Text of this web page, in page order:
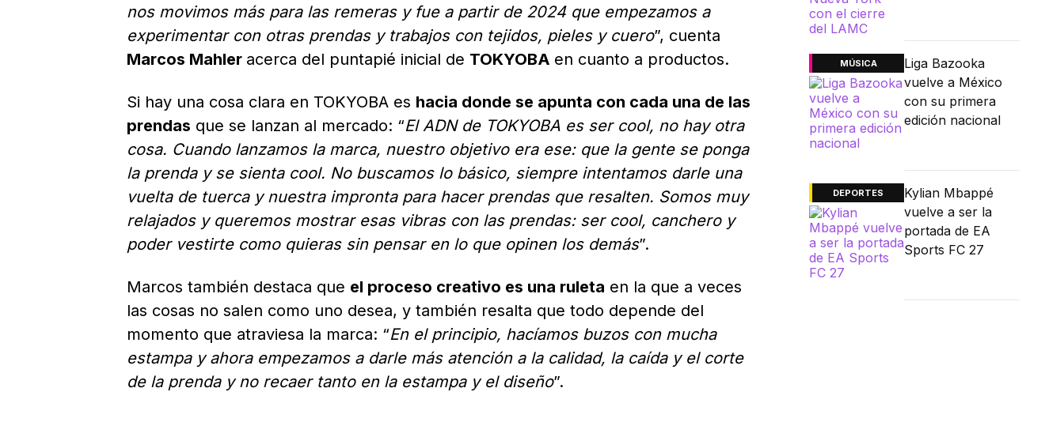
nos movimos más para las remeras y fue a partir de 2024 que empezamos a
experimentar con otras prendas y trabajos con tejidos, pieles y cuero”, cuenta
Marcos Mahler acerca del puntapié inicial de TOKYOBA en cuanto a productos.
Si hay una cosa clara en TOKYOBA es hacia donde se apunta con cada una de las
prendas que se lanzan al mercado: “El ADN de TOKYOBA es ser cool, no hay otra
cosa. Cuando lanzamos la marca, nuestro objetivo era ese: que la gente se ponga
la prenda y se sienta cool. No buscamos lo básico, siempre intentamos darle una
vuelta de tuerca y nuestra impronta para hacer prendas que resalten. Somos muy
relajados y queremos mostrar esas vibras con las prendas: ser cool, canchero y
poder vestirte como quieras sin pensar en lo que opinen los demás”.
Marcos también destaca que el proceso creativo es una ruleta en la que a veces
las cosas no salen como uno desea, y también resalta que todo depende del
momento que atraviesa la marca: “En el principio, hacíamos buzos con mucha
estampa y ahora empezamos a darle más atención a la calidad, la caída y el corte
de la prenda y no recaer tanto en la estampa y el diseño”.
MÚSICA
Liga Bazooka
vuelve a México
con su primera
edición nacional
DEPORTES
Kylian Mbappé
vuelve a ser la
portada de EA
Sports FC 27